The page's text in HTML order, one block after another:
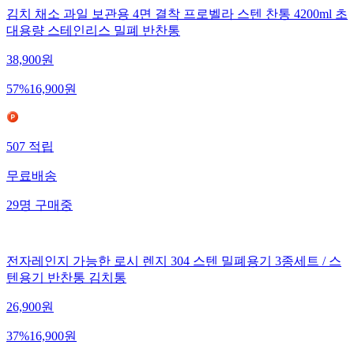
김치 채소 과일 보관용 4면 결착 프로벨라 스텐 찬통 4200ml 초
대용량 스테인리스 밀폐 반찬통
38,900원
57%16,900원
507 적립
무료배송
29명 구매중
전자레인지 가능한 로시 렌지 304 스텐 밀폐용기 3종세트 / 스
텐용기 반찬통 김치통
26,900원
37%16,900원